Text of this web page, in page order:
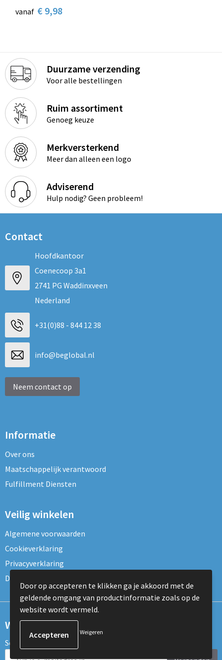
vanaf € 9,98
Duurzame verzending
Voor alle bestellingen
Ruim assortiment
Genoeg keuze
Merkversterkend
Meer dan alleen een logo
Adviserend
Hulp nodig? Geen probleem!
Contact
Hoofdkantoor
Coenecoop 3a1
2741 PG Waddinxveen
Nederland
+31(0)88 - 844 12 38
info@beglobal.nl
Neem contact op
Informatie
Over ons
Maatschappelijk verantwoord
Fulfillment Diensten
Veilig winkelen
Algemene voorwaarden
Cookieverklaring
Privacyverklaring
Disclaimer
Wil je onze nieuwsbrief ontvangen?
Schrijf je dan nu in voor de nieuwsbrief!
Door op accepteren te klikken ga je akkoord met de
geldende omgang van productinformatie zoals op de
website wordt vermeld.
Weigeren